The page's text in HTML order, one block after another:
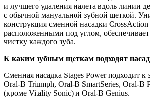
и лучшего удаления налета вдоль линии
с обычной мануальной зубной щеткой.
конструкция сменной насадки
расположенными под углом,
чистку каждого зуба.
К каким зубным щеткам подходят
Сменная насадка Stages Power подходит
Oral-B Triumph, Oral-B SmartSeries, Oral-B
(кроме Vitality Sonic) и Oral-B Genius.